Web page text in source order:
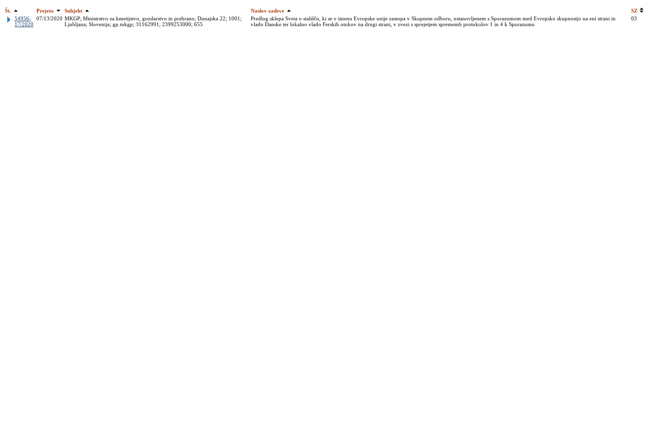
Št. Prejeto Subjekt Naslov zadeve
SZ
54956-
17/2020
07/13/2020 MKGP; Ministrstvo za kmetijstvo, gozdarstvo in prehrano; Dunajska 22; 1001;
Ljubljana; Slovenija; gp.mkgp; 31162991; 2399253000; 655
Predlog sklepa Sveta o stališču, ki se v imenu Evropske unije zastopa v Skupnem odboru, ustanovljenem s Sporazumom med Evropsko skupnostjo na eni strani in
vlado Danske ter lokalno vlado Ferskih otokov na drugi strani, v zvezi s sprejetjem sprememb protokolov 1 in 4 k Sporazumu
03